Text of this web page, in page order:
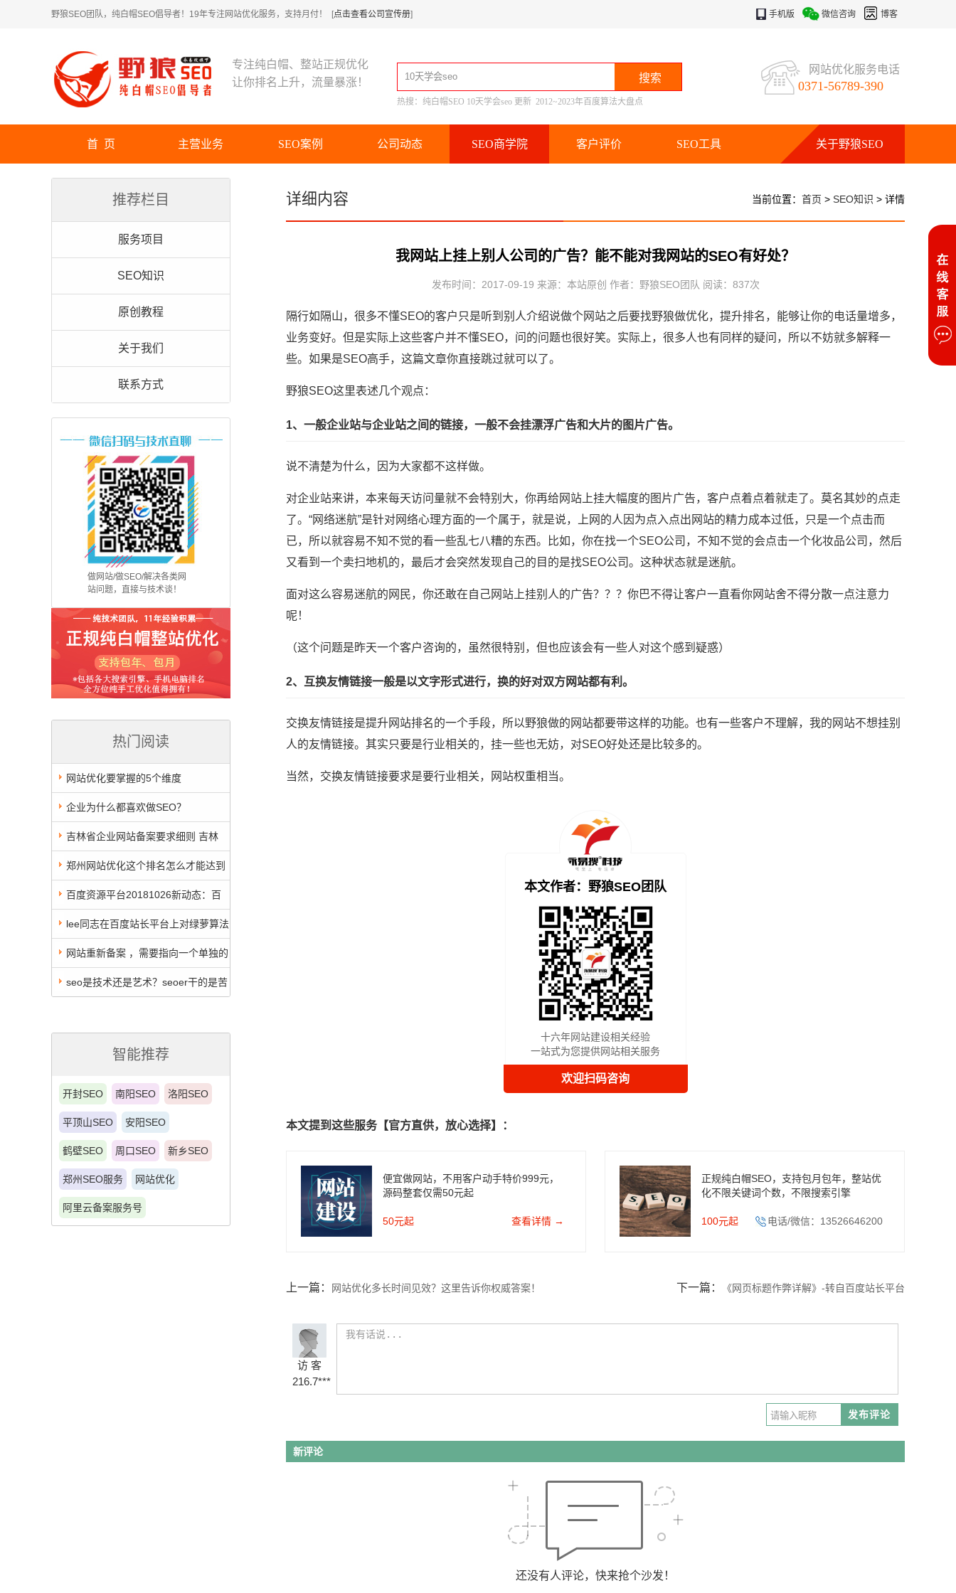
野狼SEO团队，纯白帽SEO倡导者！19年专注网站优化服务，支持月付！ [点击查看公司宣传册] 手机版 微信咨询 博客
专注纯白帽、整站正规优化
让你排名上升，流量暴涨！
热搜： 纯白帽SEO 10天学会seo 更新 2012~2023年百度算法大盘点
网站优化服务电话
0371-56789-390
首 页 主营业务 SEO案例 公司动态 SEO商学院 客户评价 SEO工具 关于野狼SEO
推荐栏目
服务项目
SEO知识
原创教程
关于我们
联系方式
做网站/做SEO/解决各类网
站问题，直接与技术谈！
热门阅读
网站优化要掌握的5个维度
企业为什么都喜欢做SEO？
吉林省企业网站备案要求细则 吉林
ICP备案2022年要求
郑州网站优化这个排名怎么才能达到
第一名呢？
百度资源平台20181026新动态：百
度搜索推出清风算法3.0，规范下载行业
生态
lee同志在百度站长平台上对绿萝算法
2.0的解读
网站重新备案 ，需要指向一个单独的
新的页面，怎么做？
seo是技术还是艺术？seoer干的是苦
智能推荐
开封SEO 南阳SEO 洛阳SEO
平顶山SEO 安阳SEO
鹤壁SEO 周口SEO 新乡SEO
郑州SEO服务 网站优化
阿里云备案服务号
详细内容 当前位置： 首页 > SEO知识 > 详情
我网站上挂上别人公司的广告？能不能对我网站的SEO有好处？
发布时间：2017-09-19 来源：本站原创 作者：野狼SEO团队 阅读： 837次
隔行如隔山，很多不懂SEO的客户只是听到别人介绍说做个网站之后要找野狼做优化，提升排名，能够让你的电话量增多，
业务变好。但是实际上这些客户并不懂SEO，问的问题也很好笑。实际上，很多人也有同样的疑问，所以不妨就多解释一
些。如果是SEO高手，这篇文章你直接跳过就可以了。
野狼SEO这里表述几个观点：
1、一般企业站与企业站之间的链接，一般不会挂漂浮广告和大片的图片广告。
说不清楚为什么，因为大家都不这样做。
对企业站来讲，本来每天访问量就不会特别大，你再给网站上挂大幅度的图片广告，客户点着点着就走了。莫名其妙的点走
了。“网络迷航”是针对网络心理方面的一个属于，就是说，上网的人因为点入点出网站的精力成本过低，只是一个点击而
已，所以就容易不知不觉的看一些乱七八糟的东西。比如，你在找一个SEO公司，不知不觉的会点击一个化妆品公司，然后
又看到一个卖扫地机的，最后才会突然发现自己的目的是找SEO公司。这种状态就是迷航。
面对这么容易迷航的网民，你还敢在自己网站上挂别人的广告？？？你巴不得让客户一直看你网站舍不得分散一点注意力
呢！
（这个问题是昨天一个客户咨询的，虽然很特别，但也应该会有一些人对这个感到疑惑）
2、互换友情链接一般是以文字形式进行，换的好对双方网站都有利。
交换友情链接是提升网站排名的一个手段，所以野狼做的网站都要带这样的功能。也有一些客户不理解，我的网站不想挂别
人的友情链接。其实只要是行业相关的，挂一些也无妨，对SEO好处还是比较多的。
当然，交换友情链接要求是要行业相关，网站权重相当。
本文作者：野狼SEO团队
十六年网站建设相关经验
一站式为您提供网站相关服务
欢迎扫码咨询
本文提到这些服务【官方直供，放心选择】：
便宜做网站，不用客户动手特价999元，
源码整套仅需50元起
50元起 查看详情 →
正规纯白帽SEO，支持包月包年，整站优
化不限关键词个数，不限搜索引擎
100元起 电话/微信：13526646200
上一篇： 网站优化多长时间见效？这里告诉你权威答案！ 下一篇： 《网页标题作弊详解》-转自百度站长平台
访 客
216.7***
发布评论
新评论
还没有人评论，快来抢个沙发！